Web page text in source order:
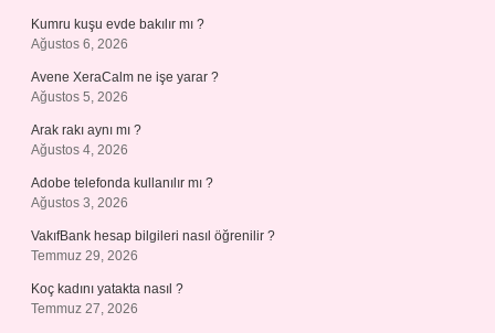
Kumru kuşu evde bakılır mı ?
Ağustos 6, 2026
Avene XeraCalm ne işe yarar ?
Ağustos 5, 2026
Arak rakı aynı mı ?
Ağustos 4, 2026
Adobe telefonda kullanılır mı ?
Ağustos 3, 2026
VakıfBank hesap bilgileri nasıl öğrenilir ?
Temmuz 29, 2026
Koç kadını yatakta nasıl ?
Temmuz 27, 2026